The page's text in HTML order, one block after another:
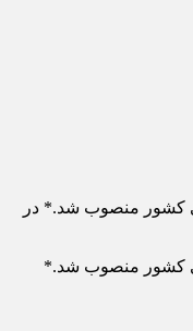
کشور منصوب شد.* در
کشور منصوب شد.*